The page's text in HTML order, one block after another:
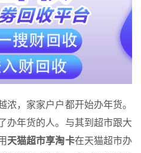
浓，家家户户都开始办年货。
办年货的人。与其到超市跟大
天猫超市享淘卡在天猫超市办